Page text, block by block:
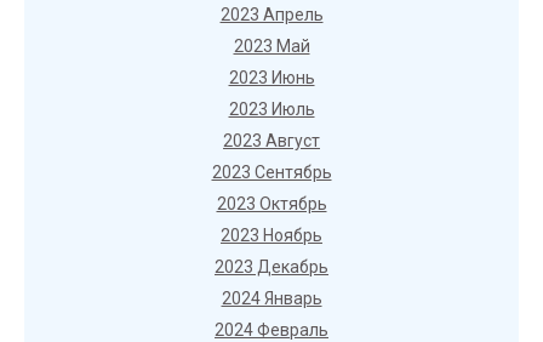
2023 Апрель
2023 Май
2023 Июнь
2023 Июль
2023 Август
2023 Сентябрь
2023 Октябрь
2023 Ноябрь
2023 Декабрь
2024 Январь
2024 Февраль